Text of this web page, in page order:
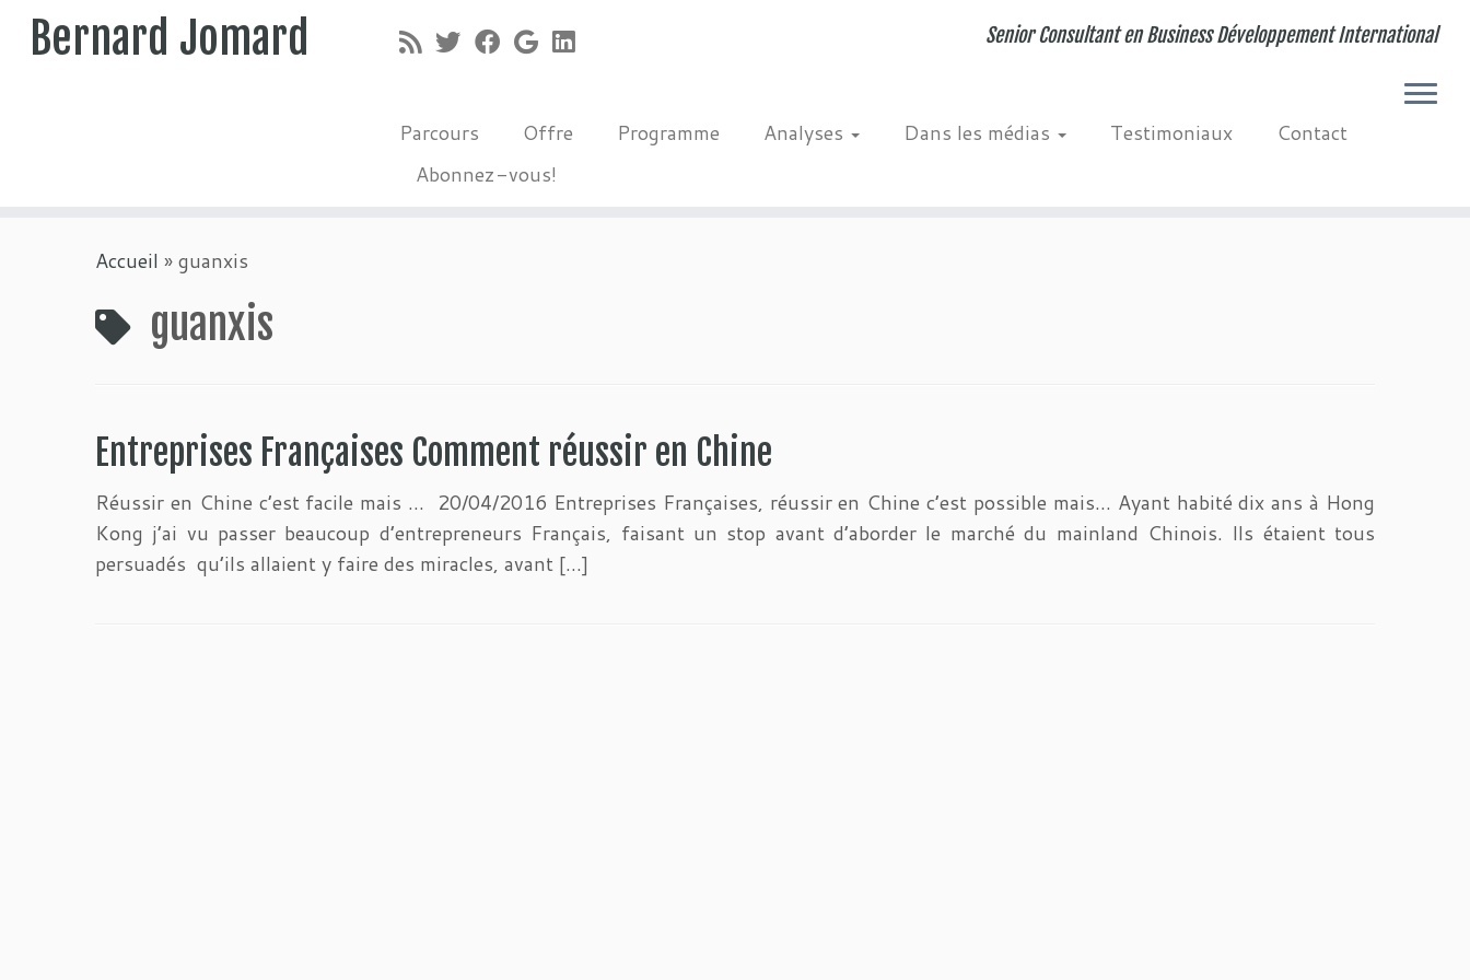
Bernard Jomard Senior Consultant en Business Développement International
Parcours Offre Programme Analyses Dans les médias Testimoniaux
Contact
Abonnez-vous!
Accueil »guanxis
guanxis
Entreprises Françaises Comment réussir en Chine
Réussir en Chine c’est facile mais … 20/04/2016 Entreprises Françaises, réussir en Chine c’est possible mais… Ayant habité dix ans à Hong
Kong j’ai vu passer beaucoup d’entrepreneurs Français, faisant un stop avant d’aborder le marché du mainland Chinois. Ils étaient tous
persuadés qu’ils allaient y faire des miracles, avant […]